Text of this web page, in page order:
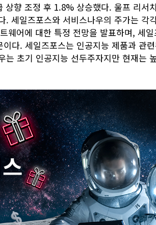
상향 조정 후 1.8% 상승했다. 울프 리서
. 세일즈포스와 서비스나우의 주가는 각
웨어에 대한 특정 전망을 발표하며, 세
다. 세일즈포스는 인공지능 제품과 관
초기 인공지능 선두주자지만 현재는